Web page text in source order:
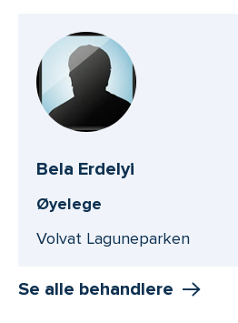
Bela Erdelyi
Øyelege
Volvat Laguneparken
Se alle behandlere